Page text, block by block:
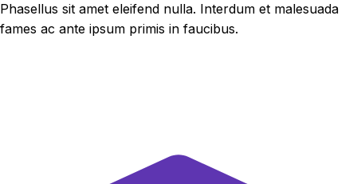
Phasellus sit amet eleifend nulla. Interdum et malesuada
fames ac ante ipsum primis in faucibus.